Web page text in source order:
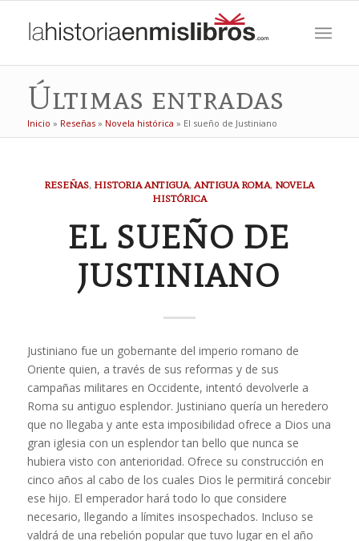
Últimas entradas
Inicio » Reseñas» Novela histórica » El sueño de Justiniano
RESEÑAS, HISTORIA ANTIGUA,ANTIGUA ROMA, NOVELA
HISTÓRICA
EL SUEÑO DE
JUSTINIANO
Justiniano fue un gobernante del imperio romano de
Oriente quien, a través de sus reformas y de sus
campañas militares en Occidente, intentó devolverle a
Roma su antiguo esplendor. Justiniano quería un heredero
que no llegaba y ante esta imposibilidad ofrece a Dios una
gran iglesia con un esplendor tan bello que nunca se
hubiera visto con anterioridad. Ofrece su construcción en
cinco años al cabo de los cuales Dios le permitirá concebir
ese hijo. El emperador hará todo lo que considere
necesario, llegando a límites insospechados. Incluso se
valdrá de una rebelión popular que tuvo lugar en el año